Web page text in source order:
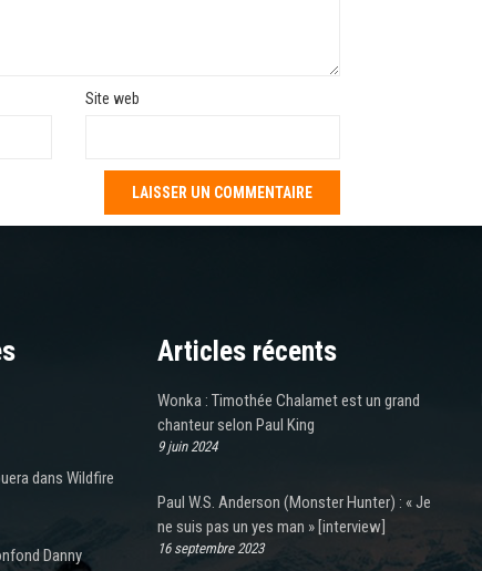
Site web
dans Wildfire
Danny
Articles récents
Wonka : Timothée Chalamet est un grand
chanteur selon Paul King
9 juin 2024
Paul W.S. Anderson (Monster Hunter) : « Je
ne suis pas un yes man » [interview]
16 septembre 2023